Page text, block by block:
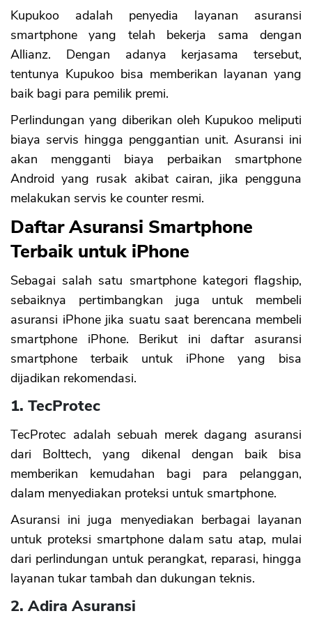
Kupukoo adalah penyedia layanan asuransi
smartphone yang telah bekerja sama dengan
Allianz. Dengan adanya kerjasama tersebut,
tentunya Kupukoo bisa memberikan layanan yang
baik bagi para pemilik premi.
Perlindungan yang diberikan oleh Kupukoo meliputi
biaya servis hingga penggantian unit. Asuransi ini
akan mengganti biaya perbaikan smartphone
Android yang rusak akibat cairan, jika pengguna
melakukan servis ke counter resmi.
Daftar Asuransi Smartphone
Terbaik untuk iPhone
Sebagai salah satu smartphone kategori flagship,
sebaiknya pertimbangkan juga untuk membeli
asuransi iPhone jika suatu saat berencana membeli
smartphone iPhone. Berikut ini daftar asuransi
smartphone terbaik untuk iPhone yang bisa
dijadikan rekomendasi.
1. TecProtec
TecProtec adalah sebuah merek dagang asuransi
dari Bolttech, yang dikenal dengan baik bisa
memberikan kemudahan bagi para pelanggan,
dalam menyediakan proteksi untuk smartphone.
Asuransi ini juga menyediakan berbagai layanan
untuk proteksi smartphone dalam satu atap, mulai
dari perlindungan untuk perangkat, reparasi, hingga
layanan tukar tambah dan dukungan teknis.
2. Adira Asuransi